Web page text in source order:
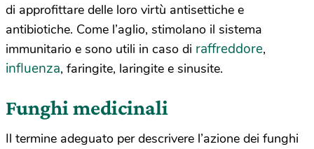
di approfittare delle loro virtù antisettiche e
antibiotiche. Come l’aglio, stimolano il sistema
immunitario e sono utili in caso di raffreddore,
influenza, faringite, laringite e sinusite.
Funghi medicinali
Il termine adeguato per descrivere l’azione dei funghi